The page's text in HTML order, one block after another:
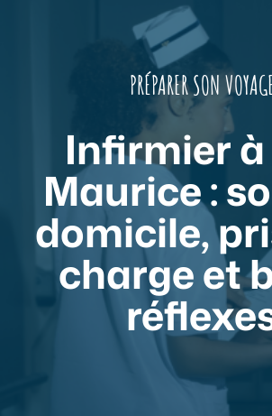
PRÉPARER SON
Infirmier à
Maurice :
domicile,
charge et